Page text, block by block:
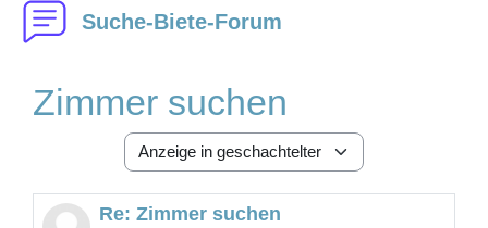
Suche-Biete-Forum
Zimmer suchen
Anzeigemodus
Re: Zimmer suchen
Anzahl Antworten: 0